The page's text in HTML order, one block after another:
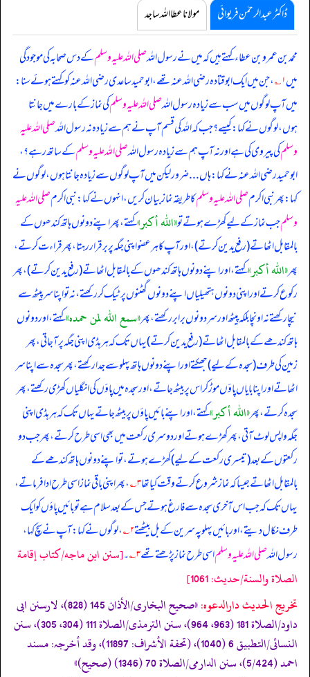
ڈاکٹر عبدالرحمٰن فریوائی مولانا عطا اللہ ساجد
محمد بن عمرو بن عطاء کہتے ہیں کہمیں نے رسول اللہصلی اللہ علیہ وسلمکے دس صحابہ کی موجودگی
میں۱؎ ، جن میں ایک ابوقتادہ رضی اللہ عنہ تھے، ابو حمید ساعدی رضی اللہ عنہ کو کہتے ہوئے سنا:
میں آپ لوگوں میں سب سے زیادہ رسول اللہصلی اللہ علیہ وسلمکی نماز کے بارے میں جانتا
ہوں، لوگوں نے کہا: کیسے؟ جب کہ اللہ کی قسم آپ نے ہم سے زیادہ نہ رسول اللہصلی اللہ علیہ
وسلمکی پیروی کی ہے اور نہ آپ ہم سے زیادہ رسول اللہصلی اللہ علیہ وسلمکے ساتھ رہے؟،
ابوحمید رضی اللہ عنہ نے کہا: ہاں ... ضرور لیکن میں آپ لوگوں سے زیادہ جانتا ہوں، لوگوں نے
کہا: پھر نبی اکرمصلی اللہ علیہ وسلمکا طریقہ نماز بیان کریں، انہوں نے کہا: نبی اکرمصلی اللہ علیہ
وسلمجب نماز کے لیے کھڑے ہوتے تو«الله أكبر»کہتے، پھر اپنے دونوں ہاتھ کندھوں کے
بالمقابل اٹھاتے (رفع یدین کرتے)، اور آپ کا ہر عضو اپنی جگہ پر برقرار رہتا، پھر قراءت کرتے،
پھر«الله أكبر»کہتے، اور اپنے دونوں ہاتھ کندھوں کے بالمقابل اٹھاتے (رفع یدین کرتے)، پھر
رکوع کرتے اور اپنی دونوں ہتھیلیاں اپنے دونوں گھٹنوں پر ٹیک کر رکھتے، نہ تو اپنا سر پیٹھ سے
نیچا رکھتے نہ اونچا بلکہ پیٹھ اور سر دونوں برابر رکھتے، پھر«سمع الله لمن حمده»کہتے، اور دونوں
ہاتھ کندھے کے بالمقابل اٹھاتے (رفع یدین کرتے) یہاں تک کہ ہر ہڈی اپنی جگہ پر آ جاتی، پھر
زمین کی طرف (سجدہ کے لیے) جھکتے اور اپنے دونوں ہاتھ پہلو سے جدا رکھتے، پھر سجدہ سے اپنا سر
اٹھاتے اور اپنا بایاں پاؤں موڑ کر اس پر بیٹھ جاتے، اور سجدہ میں پاؤں کی انگلیاں کھڑی رکھتے، پھر
سجدہ کرتے، پھر«الله أكبر»کہتے، اور اپنے بائیں پاؤں پر بیٹھ جاتے یہاں تک کہ ہر ہڈی اپنی
جگہ واپس لوٹ آتی، پھر کھڑے ہوتے اور دوسری رکعت میں بھی اسی طرح کرتے، پھر جب دو
رکعتوں کے بعد (تیسری رکعت کے لیے) کھڑے ہوتے، تو اپنے دونوں ہاتھ کندھے کے
بالمقابل اٹھاتے جیسا کہ نماز شروع کرتے وقت کیا تھا۳؎ ، پھر اپنی باقی نماز اسی طرح ادا فرماتے،
یہاں تک کہ جب اس آخری سجدہ سے فارغ ہوتے جس کے بعد سلام ہے تو بائیں پاؤں کو ایک
طرف نکال دیتے، اور بائیں پہلو پہ سرین کے بل بیٹھتے۲؎ ، لوگوں نے کہا: آپ نے سچ کہا،
رسول اللہصلی اللہ علیہ وسلماسی طرح نماز پڑھتے تھے۳؎ ۔[سنن ابن ماجه/كتاب إقامة
الصلاة والسنة/حدیث: 1061]
تخریج الحدیث دارالدعوہ:
«صحیح البخاری/الأذان 145 (828)، لارسنن ابی
داود/الصلاة 181 (963، 964)، سنن الترمذی/الصلاة 111 (304، 305)، سنن
النسائی/التطبیق 6 (1040)، (تحفة الأشراف: 11897)، وقد أخرجہ: مسند
احمد (5/424)، سنن الدارمی/الصلاة 70 (1346) (صحیح)»